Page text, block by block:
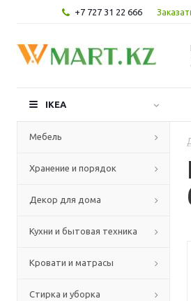
+7 727 31 22 666
IKEA
Мебель
Хранение и порядок
Декор для дома
Кухни и бытовая техника
Кровати и матрасы
Стирка и уборка